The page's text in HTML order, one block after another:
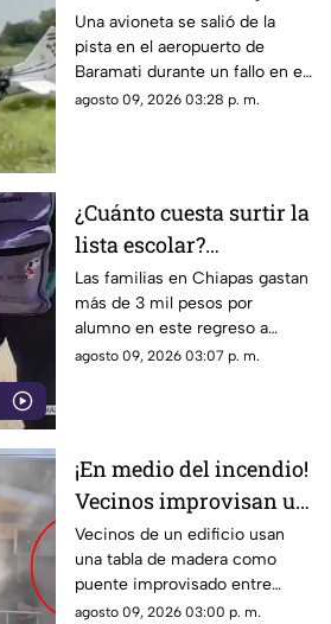
emergencia en India
(VIDEOS)
Una avioneta se salió de la
pista en el aeropuerto de
Baramati durante un fallo en el
aterrizaje, por lo que terminó
agosto 09, 2026 03:28 p. m.
¿Cuánto cuesta surtir la
lista escolar?
Chiapanecos gastan
más de 3 mil pesos por
alumno
Las familias en Chiapas gastan
más de 3 mil pesos por
alumno en este regreso a
clases. Descubre cómo
agosto 09, 2026 03:07 p. m.
¡En medio del incendio!
Vecinos improvisan un
puente de madera para
rescatar a atrapados
|VIDEO|
Vecinos de un edificio usan
una tabla de madera como
puente improvisado entre
balcones para rescatar a
agosto 09, 2026 03:00 p. m.